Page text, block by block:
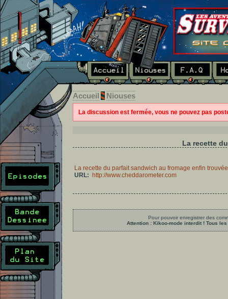
Accueil Niouses
La discussion est fermée, vous ne pouvez pas
La recette
La recette du parfait sandwich au fromage enfin
URL:
http://www.cheddarometer.com
Pour pouvoir enregistrer des
Attention : Kikoo-mode interdit ! Tous